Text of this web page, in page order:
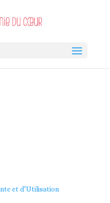
et d’Utilisation